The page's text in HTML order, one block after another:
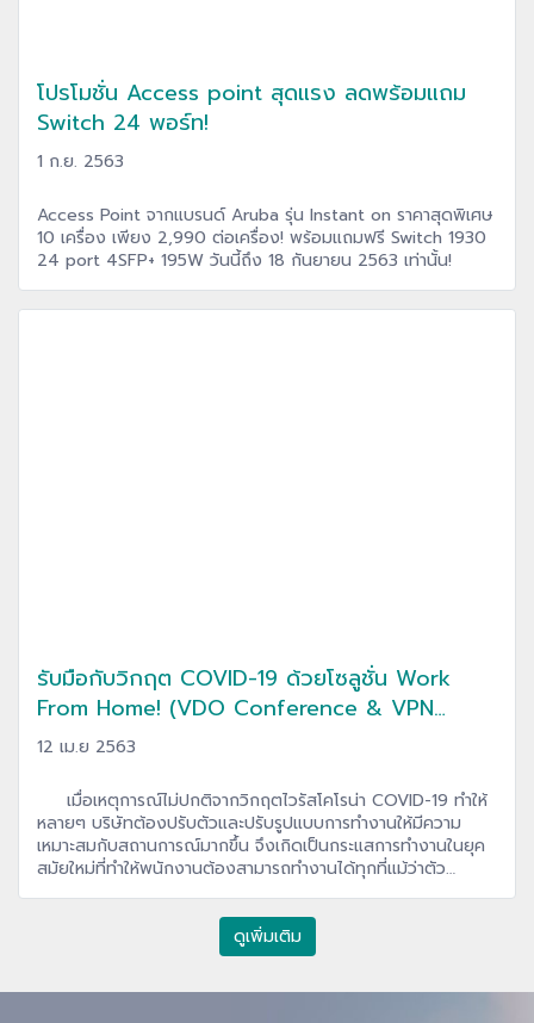
โปรโมชั่น Access point สุดแรง ลดพร้อมแถม
Switch 24 พอร์ท!
1 ก.ย. 2563
Access Point จากแบรนด์ Aruba รุ่น Instant on ราคาสุดพิเศษ
10 เครื่อง เพียง 2,990 ต่อเครื่อง! พร้อมแถมฟรี Switch 1930
24 port 4SFP+ 195W วันนี้ถึง 18 กันยายน 2563 เท่านั้น!
รับมือกับวิกฤต COVID-19 ด้วยโซลูชั่น Work
From Home! (VDO Conference & VPN
Client to Site)
12 เม.ย 2563
เมื่อเหตุการณ์ไม่ปกติจากวิกฤตไวรัสโคโรน่า COVID-19 ทำให้
หลายๆ บริษัทต้องปรับตัวและปรับรูปแบบการทำงานให้มีความ
เหมาะสมกับสถานการณ์มากขึ้น จึงเกิดเป็นกระแสการทำงานในยุค
สมัยใหม่ที่ทำให้พนักงานต้องสามารถทำงานได้ทุกที่แม้ว่าตัว
ทำให้เทคโนโลยีที่ช่วยในเรื่องของการทำงานที่ไหนก็ได้จึงเข้ามามี
บทบาทและเป็นกระแสสำคัญที่กำลังมาแรงในปัจจุบัน โดยวันนี้
DTCi จะพาทุกท่านมาพบและทำความรู้จักกับเทคโนโลยีเหล่านี้ว่ามี
ดูเพิ่มเติม